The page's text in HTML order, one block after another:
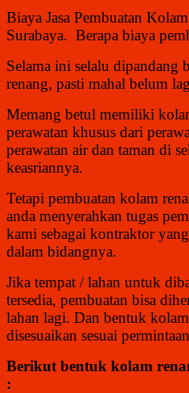
Biaya Jasa Pembuatan
Surabaya. Berapa biaya
Selama ini selalu dipandang
renang, pasti mahal belum
Memang betul memiliki
perawatan khusus dari
perawatan air dan taman di
keasriannya.
Tetapi pembuatan kolam
anda menyerahkan tugas
kami sebagai kontraktor
dalam bidangnya.
Jika tempat / lahan untuk
tersedia, pembuatan bisa
lahan lagi. Dan bentuk
disesuaikan sesuai
Berikut bentuk kolam
: